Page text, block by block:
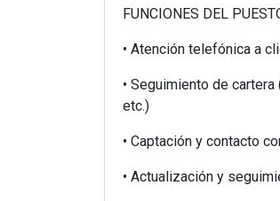
FUNCIONES DEL
• Atención telefónica a
• Seguimiento de
etc.)
• Captación y contacto
• Actualización y